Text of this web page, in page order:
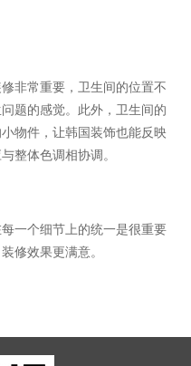
非常重要，卫生间的位置不
题的感觉。此外，卫生间的
物件，让韩国装饰也能反映
整体色调相协调。
一个细节上的统一是很重要
修效果更满意。